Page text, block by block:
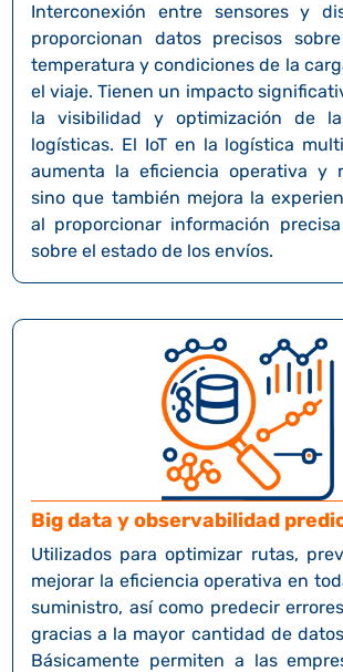
Interconexión entre sensores y
proporcionan datos precisos
temperatura y condiciones de la
el viaje. Tienen un impacto
la visibilidad y optimización de
logísticas. El IoT en la logística
aumenta la eficiencia operativa y
sino que también mejora la
al proporcionar información
sobre el estado de los envíos.
Big data y observabilidad
Utilizados para optimizar rutas,
mejorar la eficiencia operativa en
suministro, así como predecir
gracias a la mayor cantidad de
Básicamente permiten a las